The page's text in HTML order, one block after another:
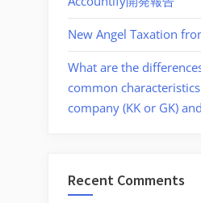
New Angel Taxation
What are the
common
company (KK or GK)
Recent Comments